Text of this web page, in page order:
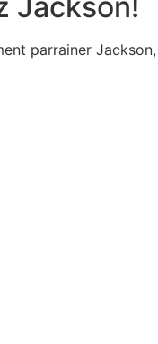
Jackson!
parrainer Jackson,